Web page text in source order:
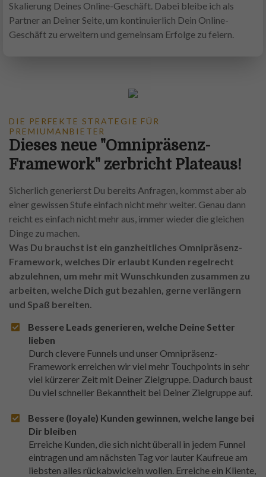
Skalierung Deines Online-Geschäft. Dabei bleibe ich als
Partner an Deiner Seite, um kontinuierlich Dein Online-
Geschäft zu erweitern und gemeinsam Erfolge zu feiern.
DIE PERFEKTE STRATEGIE FÜR
PREMIUMANBIETER
Dieses neue "Omnipräsenz-
Framework" zerbricht Plateaus!
Sicherlich generierst Du bereits Anfragen, kommst aber ab
einer gewissen Stufe einfach nicht mehr weiter. Genau dann
reicht es einfach nicht mehr aus, immer wieder die gleichen
Dinge zu machen.
Was Du brauchst ist ein ganzheitliches Omnipräsenz-
Framework, welches Dir erlaubt Kunden regelrecht
abzulehnen, um mehr mit Wunschkunden zusammen zu
arbeiten, welche Dich gut bezahlen, gerne verlängern
und Spaß bereiten.
Bessere Leads generieren, welche Deine Setter
lieben
Durch clevere Funnels und unser Omnipräsenz-
Framework erreichen wir viel mehr Touchpoints in sehr
viel kürzerer Zeit mit Deiner Zielgruppe. Dadurch baust
Du viel schneller Bekanntheit bei Deiner Zielgruppe auf.
Bessere (loyale) Kunden gewinnen, welche lange bei
Dir bleiben
Erreiche Kunden, die sich nicht überall in jedem Funnel
eintragen und am nächsten Tag vor lauter Kaufreue am
liebsten alles rückabwickeln wollen. Erreiche ein Kliente,